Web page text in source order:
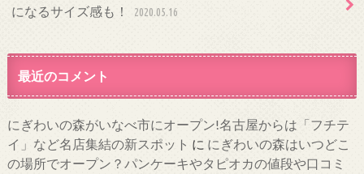
になるサイズ感も！
2020.05.16
最近のコメント
にぎわいの森がいなべ市にオープン!名古屋からは「フチテ
イ」など名店集結の新スポット に にぎわいの森はいつどこ
の場所でオープン？パンケーキやタピオカの値段や口コミ